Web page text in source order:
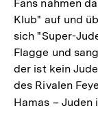
Fans nahmen
Klub" auf und
sich "Super-
Flagge und
der ist kein
des Rivalen
Hamas – Juden